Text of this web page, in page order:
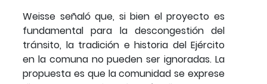
Weisse señaló que, si bien el proyecto es
fundamental para la descongestión del
tránsito, la tradición e historia del Ejército
en la comuna no pueden ser ignoradas. La
propuesta es que la comunidad se exprese